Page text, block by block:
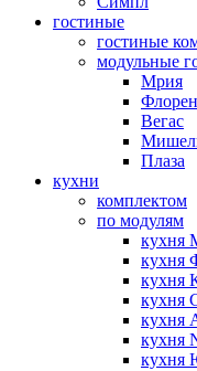
гостиные
гостиные
модульные
Мрия
Вегас
Плаза
кухни
комплектом
по модулям
кухня
кухня
кухня
кухня
кухня
кухня
кухня